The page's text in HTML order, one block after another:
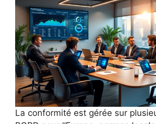
La conformité est gérée sur